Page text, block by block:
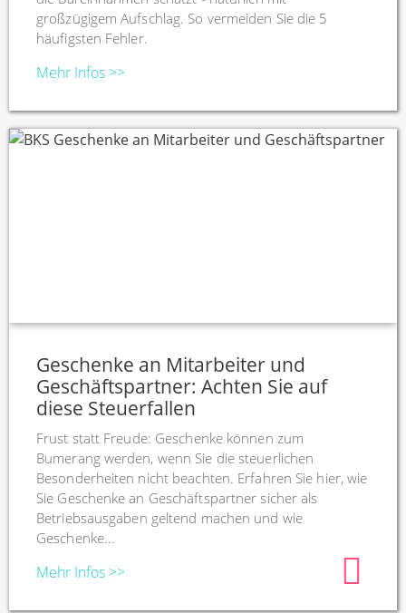
großzügigem Aufschlag. So vermeiden Sie die 5
häufigsten Fehler.
Mehr Infos >>
Geschenke an Mitarbeiter und
Geschäftspartner: Achten Sie auf
diese Steuerfallen
Frust statt Freude: Geschenke können zum
Bumerang werden, wenn Sie die steuerlichen
Besonderheiten nicht beachten. Erfahren Sie hier, wie
Sie Geschenke an Geschäftspartner sicher als
Betriebsausgaben geltend machen und wie
Geschenke...
Mehr Infos >>